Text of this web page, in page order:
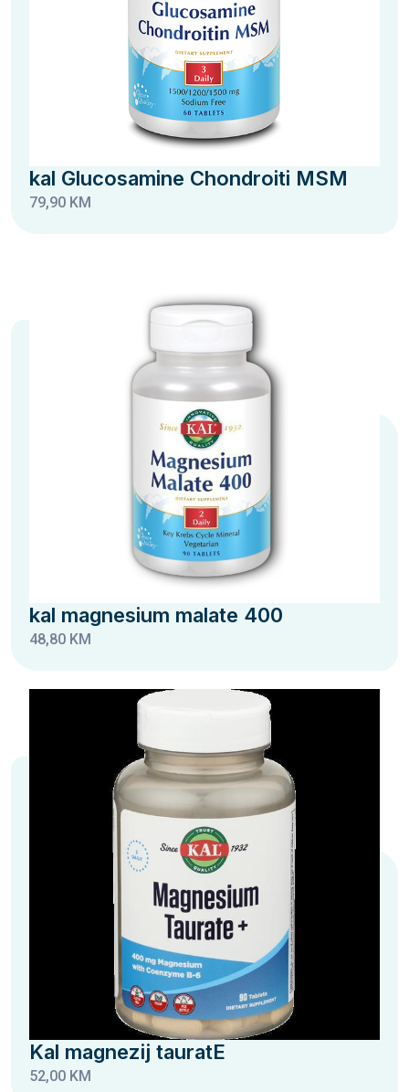
kal Glucosamine Chondroiti MSM
79,90 KM
kal magnesium malate 400
48,80 KM
Kal magnezij tauratE
52,00 KM